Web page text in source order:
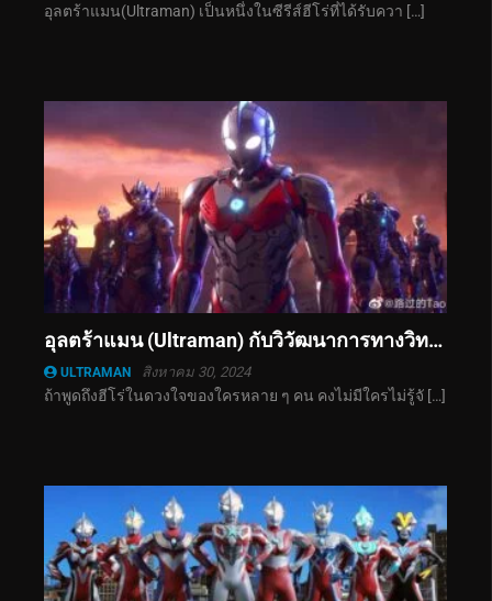
อุลตร้าแมน(Ultraman) เป็นหนึ่งในซีรีส์ฮีโร่ที่ได้รับควา […]
อุลตร้าแมน (Ultraman) กับวิวัฒนาการทางวิทยาศาสตร์ พลังงานแสงและเทคโนโลยีสุดล้ำ
ULTRAMAN สิงหาคม 30, 2024
ถ้าพูดถึงฮีโร่ในดวงใจของใครหลาย ๆ คน คงไม่มีใครไม่รู้จั […]